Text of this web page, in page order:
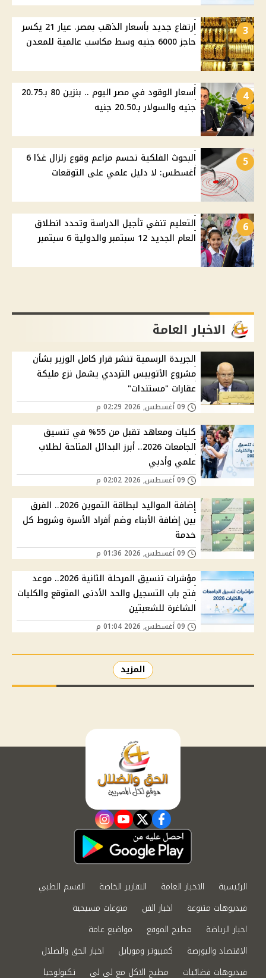
3
ارتفاع جديد بأسعار الذهب بمصر. عيار 21 يكسر
حاجز 6000 جنيه وسط مكاسب عالمية للمعدن
4
أسعار الوقود في مصر اليوم .. بنزين 80 بـ20.75
جنيه والسولار بـ20.50 جنيه
5
البحوث الفلكية تحسم مزاعم وقوع زلزال غدًا 6
أغسطس: لا دليل علمي على التوقعات
6
التعليم تنفي تأجيل الدراسة وتحدد انطلاق
العام الجديد 12 سبتمبر والدولية 6 سبتمبر
الاخبار العامة
الجريدة الرسمية تنشر قرار كامل الوزير بشأن
مشروع الأتوبيس الترددي يشمل نزع مليكة
عقارات "مستندات"
كليات ومعاهد تقبل من 55% في تنسيق
الجامعات 2026.. أبرز البدائل المتاحة لطلاب
علمي وأدبي
إضافة المواليد لبطاقة التموين 2026.. الفرق
بين إضافة الأبناء وضم أفراد الأسرة وشروط كل
خدمة
مؤشرات تنسيق المرحلة الثانية 2026.. موعد
فتح باب التسجيل والحد الأدنى المتوقع والكليات
الشاغرة للشعبتين
المزيد
facebook
twitter
youtube
instagram
الرئيسية الاخبار العامة التقارير الخاصة
القسم الطبي
فيديوهات متنوعة
اخبار الفن
منوعات مسيحية
اخبار الرياضة
مطبخ الموقع
مواضيع عامة
الاقتصاد والبورصة
كمبيوتر وموبايل
اخبار الحق والضلال
فيديوهات فضائيات
مطبخ الاكل مع لى لى تكنولوجيا